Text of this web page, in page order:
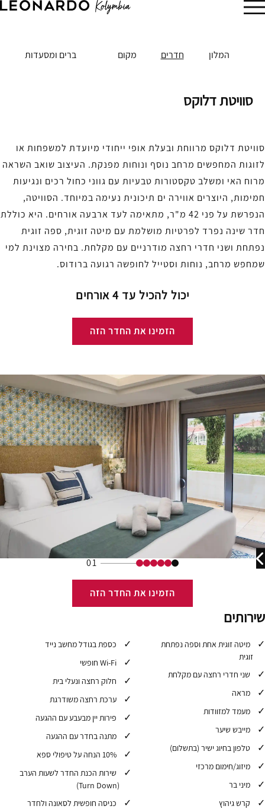
הזמן עכשיו
המלון חדרים מקום ברים ומסעדות
סוויטת דלוקס
סוויטת דלוקס מרווחת ובעלת אופי ייחודי מיועדת למשפחות או
לזוגות המחפשים מרחב נוסף ונוחות מפנקת. העיצוב שואב השראה
מרוח האי ומשלב טקסטורות טבעיות עם גווני כחול רכים ונגיעות
חמימות, היוצרים אווירה ים תיכונית נעימה במיוחד. הסוויטה,
הנפרשת על פני 42 מ"ר, מתאימה לעד ארבעה אורחים. היא כוללת
חדר שינה נפרד לפרטיות מושלמת עם מיטה זוגית, ספה זוגית
נפתחת ושני חדרי רחצה מודרניים עם מקלחת. בחירה מצוינת למי
שמחפש מרחב, נוחות וסטייל לחופשה רגועה ברודוס.
יכול להכיל עד 4 אורחים
הזמינו את החדר הזה
01
הזמינו את החדר הזה
שירותים
מיטה זוגית אחת וספה נפתחת
זוגית
שני חדרי רחצה עם מקלחת
מראה
מעמד למזוודות
מייבש שיער
טלפון בחיוג ישיר (בתשלום)
מיזוג/חימום מרכזי
מיני בר
קרש גיהוץ
כספת בגודל מחשב נייד
Wi-Fi חופשי
חלוק רחצה ונעלי בית
ערכת רחצה משודרגת
פירות יין מבעבע עם ההגעה
מתנה בחדר עם ההגעה
10% הנחה על טיפולי ספא
שירות הכנת החדר לשעות הערב
(Turn Down)
כניסה חופשית לסאונה ולחדר